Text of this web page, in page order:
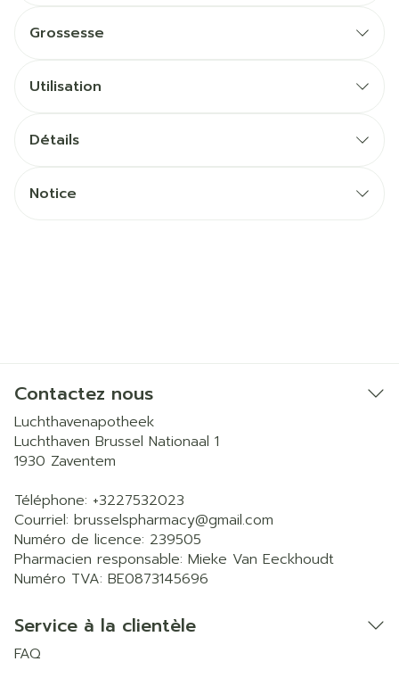
Grossesse
Utilisation
Détails
Notice
Contactez nous
Luchthavenapotheek
Luchthaven Brussel Nationaal 1
1930 Zaventem
Téléphone: +3227532023
Courriel: brusselspharmacy@gmail.com
Numéro de licence: 239505
Pharmacien responsable: Mieke Van Eeckhoudt
Numéro TVA: BE0873145696
Service à la clientèle
FAQ